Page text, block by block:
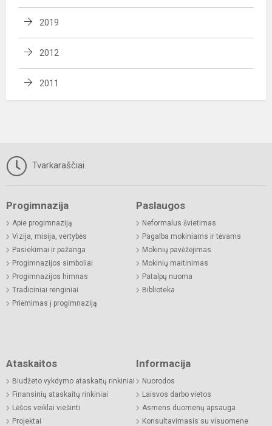
2019
2012
2011
Tvarkaraščiai
Progimnazija
Apie progimnaziją
Vizija, misija, vertybės
Pasiekimai ir pažanga
Progimnazijos simboliai
Progimnazijos himnas
Tradiciniai renginiai
Priėmimas į progimnaziją
Paslaugos
Neformalus švietimas
Pagalba mokiniams ir tėvams
Mokinių pavėžėjimas
Mokinių maitinimas
Patalpų nuoma
Biblioteka
Ataskaitos
Biudžeto vykdymo ataskaitų rinkiniai
Finansinių ataskaitų rinkiniai
Lėšos veiklai viešinti
Projektai
Informacija
Nuorodos
Laisvos darbo vietos
Asmens duomenų apsauga
Konsultavimasis su visuomene